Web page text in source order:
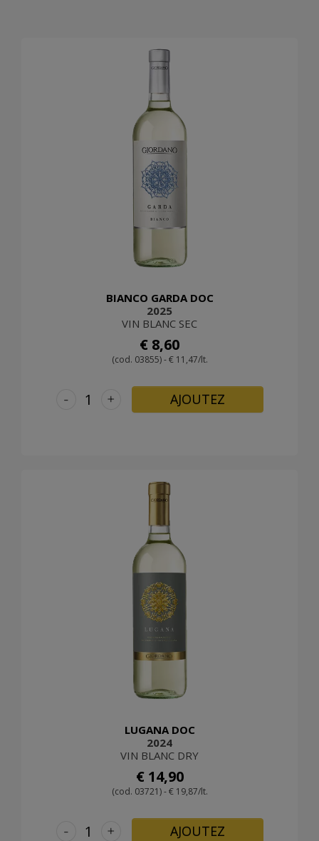
BIANCO GARDA DOC
2025
VIN BLANC SEC
€ 8,60
(cod. 03855) - € 11,47/lt.
+
- AJOUTEZ
LUGANA DOC
2024
VIN BLANC DRY
€ 14,90
(cod. 03721) - € 19,87/lt.
+
- AJOUTEZ